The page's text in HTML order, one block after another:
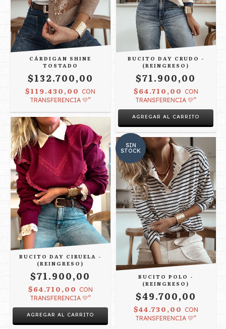
CÁRDIGAN SHINE
TOSTADO
$132.700,00
$119.430,00 CON
TRANSFERENCIA 💛”
BUCITO DAY CRUDO -
(REINGRESO)
$71.900,00
$64.710,00 CON
TRANSFERENCIA 💛”
AGREGAR AL CARRITO
BUCITO DAY CIRUELA -
(REINGRESO)
$71.900,00
$64.710,00 CON
TRANSFERENCIA 💛”
AGREGAR AL CARRITO
SIN
STOCK
BUCITO POLO -
(REINGRESO)
$49.700,00
$44.730,00 CON
TRANSFERENCIA 💛”